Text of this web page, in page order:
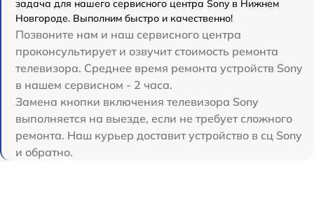
задача для нашего сервисного центра Sony в Нижнем
Новгороде. Выполним быстро и качественно!
Позвоните нам и наш сервисного центра
проконсультирует и озвучит стоимость ремонта
телевизора. Среднее время ремонта устройств Sony
в нашем сервисном - 2 часа.
Замена кнопки включения телевизора Sony
выполняется на выезде, если не требует сложного
ремонта. Наш курьер доставит устройство в сц Sony
и обратно.